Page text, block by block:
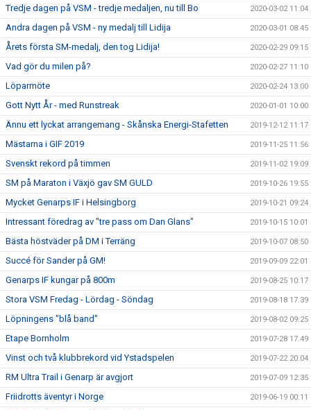
Tredje dagen på VSM - tredje medaljen, nu till Bo 2020-03-02 11:04
Andra dagen på VSM - ny medalj till Lidija 2020-03-01 08:45
Årets första SM-medalj, den tog Lidija! 2020-02-29 09:15
Vad gör du milen på? 2020-02-27 11:10
Löparmöte 2020-02-24 13:00
Gott Nytt År - med Runstreak 2020-01-01 10:00
Ännu ett lyckat arrangemang - Skånska Energi-Stafetten 2019-12-12 11:17
Mästarna i GIF 2019 2019-11-25 11:56
Svenskt rekord på timmen 2019-11-02 19:09
SM på Maraton i Växjö gav SM GULD 2019-10-26 19:55
Mycket Genarps IF i Helsingborg 2019-10-21 09:24
Intressant föredrag av "tre pass om Dan Glans" 2019-10-15 10:01
Bästa höstväder på DM i Terräng 2019-10-07 08:50
Succé för Sander på GM! 2019-09-09 22:01
Genarps IF kungar på 800m 2019-08-25 10:17
Stora VSM Fredag - Lördag - Söndag 2019-08-18 17:39
Löpningens "blå band" 2019-08-02 09:25
Etape Bornholm 2019-07-28 17:49
Vinst och två klubbrekord vid Ystadspelen 2019-07-22 20:04
RM Ultra Trail i Genarp är avgjort 2019-07-09 12:35
Friidrotts äventyr i Norge 2019-06-19 00:11